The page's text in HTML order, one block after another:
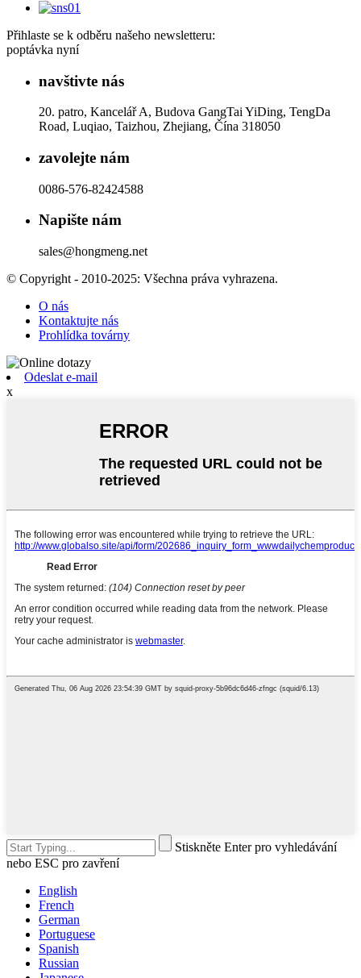
Přihlaste se k odběru našeho newsletteru:
poptávka nyní
navštivte nás
20. patro, Kancelář A, Budova GangTai YiDing, TengDa
Road, Luqiao, Taizhou, Zhejiang, Čína 318050
zavolejte nám
0086-576-82424588
Napište nám
sales@hongmeng.net
© Copyright - 2010-2025: Všechna práva vyhrazena.
O nás
Kontaktujte nás
Prohlídka továrny
Odeslat e-mail
x
Stiskněte Enter pro vyhledávání
nebo ESC pro zavření
English
French
German
Portuguese
Spanish
Russian